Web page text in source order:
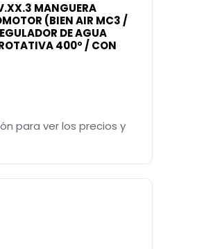
MANGUERA
(BIEN AIR MC3 /
DE AGUA
400º / CON
para ver los precios y